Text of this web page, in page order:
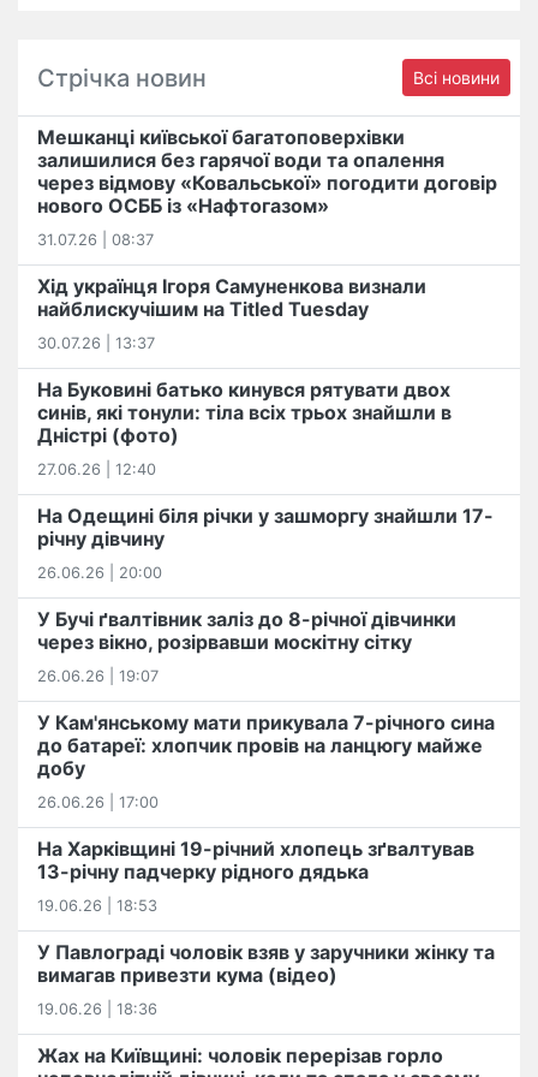
Стрічка новин Всі новини
Мешканці київської багатоповерхівки
залишилися без гарячої води та опалення
через відмову «Ковальської» погодити договір
нового ОСББ із «Нафтогазом»
31.07.26 | 08:37
Хід українця Ігоря Самуненкова визнали
найблискучішим на Titled Tuesday
30.07.26 | 13:37
На Буковині батько кинувся рятувати двох
синів, які тонули: тіла всіх трьох знайшли в
Дністрі (фото)
27.06.26 | 12:40
На Одещині біля річки у зашморгу знайшли 17-
річну дівчину
26.06.26 | 20:00
У Бучі ґвалтівник заліз до 8-річної дівчинки
через вікно, розірвавши москітну сітку
26.06.26 | 19:07
У Кам'янському мати прикувала 7-річного сина
до батареї: хлопчик провів на ланцюгу майже
добу
26.06.26 | 17:00
На Харківщині 19-річний хлопець​ ️зґвалтував
13-річну падчерку рідного дядька
19.06.26 | 18:53
У Павлограді чоловік взяв у заручники жінку та
вимагав привезти кума (відео)
19.06.26 | 18:36
Жах на Київщині: чоловік перерізав горло